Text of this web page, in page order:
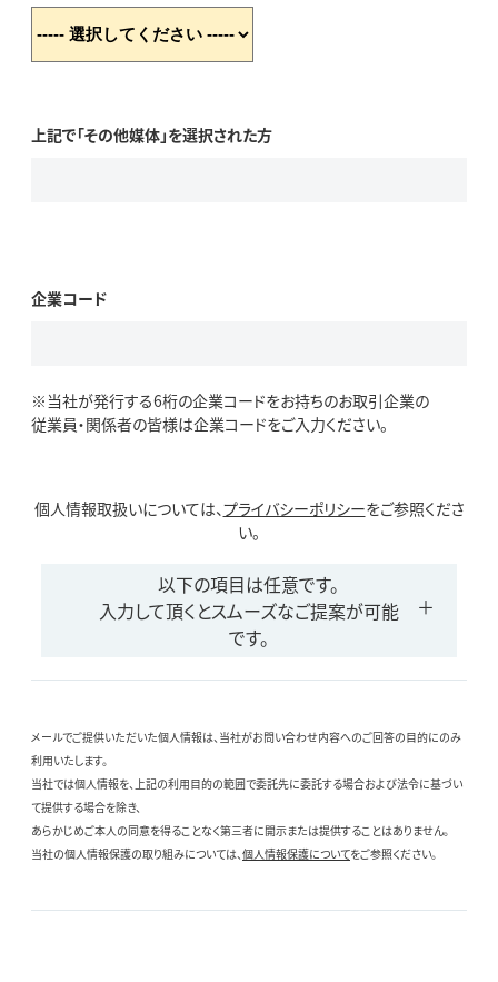
上記で「その他媒体」を選択された方
企業コード
※当社が発行する6桁の企業コードをお持ちのお取引企業の
従業員・関係者の皆様は企業コードをご入力ください。
個人情報取扱いについては、プライバシーポリシーをご参照くださ
い。
以下の項目は任意です。
入力して頂くとスムーズなご提案が可能
です。
メールでご提供いただいた個人情報は、当社がお問い合わせ内容へのご回答の目的にのみ
利用いたします。
当社では個人情報を、上記の利用目的の範囲で委託先に委託する場合および法令に基づい
て提供する場合を除き、
あらかじめご本人の同意を得ることなく第三者に開示または提供することはありません。
当社の個人情報保護の取り組みについては、個人情報保護についてをご参照ください。